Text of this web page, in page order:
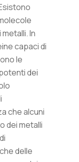
In
capaci di
le
dei
che alcuni
dei metalli
delle